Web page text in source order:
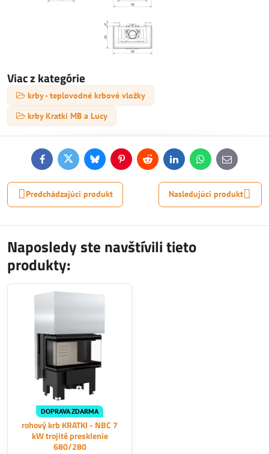
Viac z kategórie
krby - teplovodné krbové vložky
krby Kratki MB a Lucy
FacebookTwitterBlueskyPinterestReddit LinkedInWhatsApp
E-
mail
Predchádzajúci produkt Nasledujúci produkt
Naposledy ste navštívili tieto
produkty:
DOPRAVA ZDARMA
rohový krb KRATKI - NBC 7
kW trojité presklenie
680/280